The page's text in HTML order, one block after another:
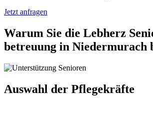
Jetzt anfragen
Warum Sie die Lebherz
betreuung in Niedermurach
Auswahl der Pflegekräfte